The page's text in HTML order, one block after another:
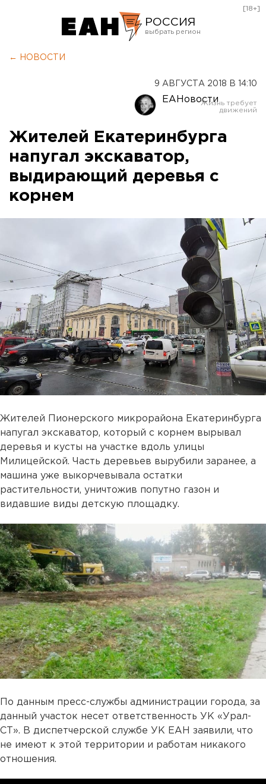
РОССИЯ
Оренбург
[18+]
← НОВОСТИ
9 АВГУСТА 2018 В 14:10
ЕАНовости
Жителей Екатеринбурга
напугал экскаватор,
выдирающий деревья с
корнем
Жителей Пионерского микрорайона Екатеринбурга
напугал экскаватор, который с корнем вырывал
деревья и кусты на участке вдоль улицы
Милицейской. Часть деревьев вырубили заранее, а
машина уже выкорчевывала остатки
растительности, уничтожив попутно газон и
видавшие виды детскую площадку.
По данным пресс-службы администрации города, за
данный участок несет ответственность УК «Урал-
СТ». В диспетчерской службе УК ЕАН заявили, что
не имеют к этой территории и работам никакого
отношения.